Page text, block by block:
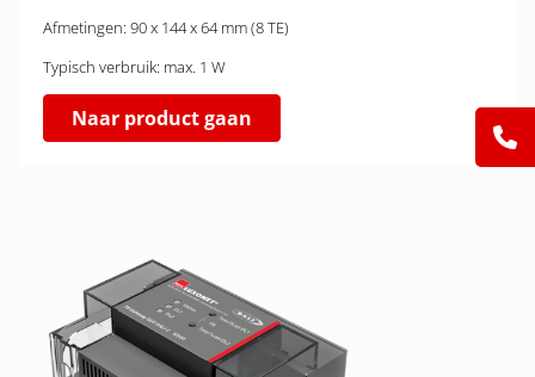
Afmetingen: 90 x 144 x 64 mm (8 TE)
Typisch verbruik: max. 1 W
Naar product gaan